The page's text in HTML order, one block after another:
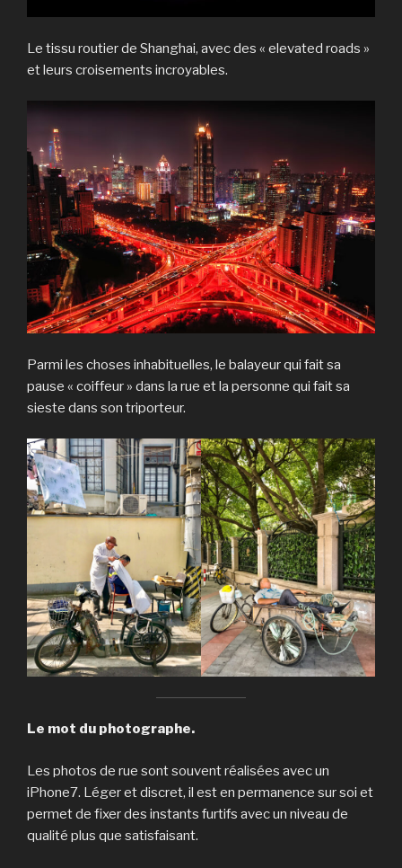
Le tissu routier de Shanghai, avec des « elevated roads »
et leurs croisements incroyables.
Parmi les choses inhabituelles, le balayeur qui fait sa
pause « coiffeur » dans la rue et la personne qui fait sa
sieste dans son triporteur.
Le mot du photographe.
Les photos de rue sont souvent réalisées avec un
iPhone7. Léger et discret, il est en permanence sur soi et
permet de fixer des instants furtifs avec un niveau de
qualité plus que satisfaisant.